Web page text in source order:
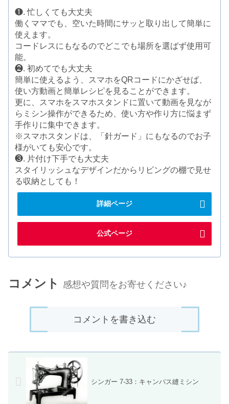
❶. 忙しくても大丈夫
働くママでも、空いた時間にサッと取り出して簡単に
使えます。
コードレスにもなるのでどこでも場所を選ばず使用可
能。
❷. 初めてでも大丈夫
簡単に使えるよう、スマホをQRコードにかざせば、
使い方動画と簡単レシピを見ることができます。
更に、スマホをスマホスタンドに置いて動画を見なが
らミシン操作ができるため、使い方や作り方に悩まず
手作りに集中できます。
※スマホスタンドは、「針ガード」にもなるのでお子
様がいても安心です。
❸. 片付け下手でも大丈夫
スタイリッシュなデザインだからリビングの棚で見せ
る収納としても！
詳細ページ
公式ページ
コメント 感想や質問をお寄せください♪
コメントを書き込む
シンガー 7-33：キャンバス縫ミシン